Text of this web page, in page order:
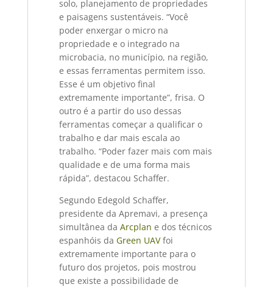
solo, planejamento de propriedades
e paisagens sustentáveis. “Você
poder enxergar o micro na
propriedade e o integrado na
microbacia, no município, na região,
e essas ferramentas permitem isso.
Esse é um objetivo final
extremamente importante”, frisa. O
outro é a partir do uso dessas
ferramentas começar a qualificar o
trabalho e dar mais escala ao
trabalho. “Poder fazer mais com mais
qualidade e de uma forma mais
rápida”, destacou Schaffer.
Segundo Edegold Schaffer,
presidente da Apremavi, a presença
simultânea da Arcplan e dos técnicos
espanhóis da Green UAVfoi
extremamente importante para o
futuro dos projetos, pois mostrou
que existe a possibilidade de